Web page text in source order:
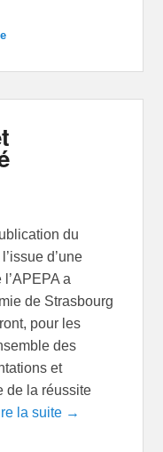
du
d’une
a
de Strasbourg
pour les
des
et
de la réussite
la suite →